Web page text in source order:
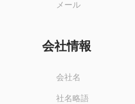
メール
会社情報
会社名
社名略語